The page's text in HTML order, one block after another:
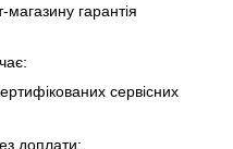
гарантія
сервісних
доплати;